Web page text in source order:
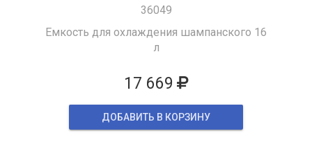
36049
Емкость для охлаждения шампанского 16
л
17 669
ДОБАВИТЬ В КОРЗИНУ